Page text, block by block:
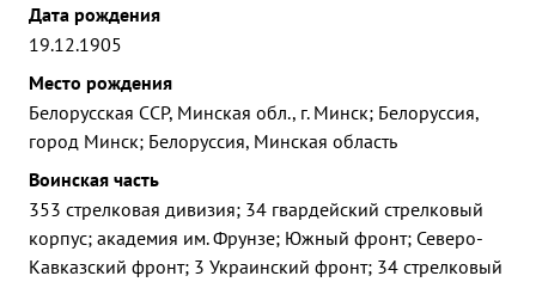
Дата рождения
19.12.1905
Место рождения
Белорусская ССР, Минская обл., г. Минск; Белоруссия,
город Минск; Белоруссия, Минская область
Воинская часть
353 стрелковая дивизия; 34 гвардейский стрелковый
корпус; академия им. Фрунзе; Южный фронт; Северо-
Кавказский фронт; 3 Украинский фронт; 34 стрелковый